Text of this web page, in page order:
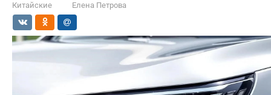
Китайские
Елена Петрова